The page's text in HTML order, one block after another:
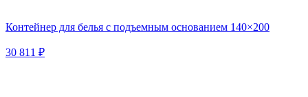
Контейнер для белья с подъемным основанием 140×200
30 811 ₽